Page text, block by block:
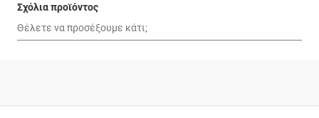
Σχόλια προϊόντος